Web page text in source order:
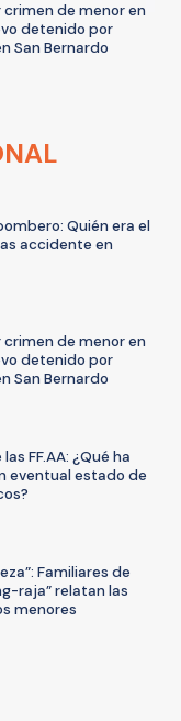
de menor en
detenido por
San Bernardo
Quién era el
accidente en
de menor en
detenido por
San Bernardo
FF.AA: ¿Qué ha
eventual estado de
Familiares de
raja” relatan las
menores